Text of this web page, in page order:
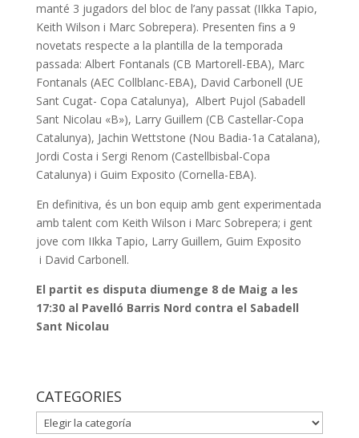
manté 3 jugadors del bloc de l’any passat (IIkka Tapio,
Keith Wilson i Marc Sobrepera). Presenten fins a 9
novetats respecte a la plantilla de la temporada
passada: Albert Fontanals (CB Martorell-EBA), Marc
Fontanals (AEC Collblanc-EBA), David Carbonell (UE
Sant Cugat- Copa Catalunya), Albert Pujol (Sabadell
Sant Nicolau «B»), Larry Guillem (CB Castellar-Copa
Catalunya), Jachin Wettstone (Nou Badia-1a Catalana),
Jordi Costa i Sergi Renom (Castellbisbal-Copa
Catalunya) i Guim Exposito (Cornella-EBA).
En definitiva, és un bon equip amb gent experimentada
amb talent com Keith Wilson i Marc Sobrepera; i gent
jove com IIkka Tapio, Larry Guillem, Guim Exposito
i David Carbonell.
El partit es disputa diumenge 8 de Maig a les
17:30 al Pavelló Barris Nord contra el Sabadell
Sant Nicolau
CATEGORIES
CATEGORIES